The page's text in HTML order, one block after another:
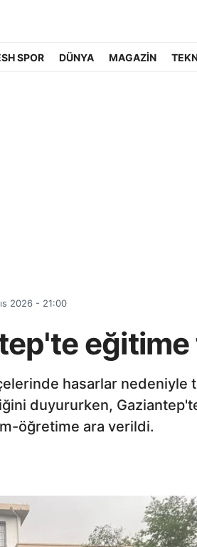
SPOR DÜNYA MAGAZİN
2026 - 21:00
eğitime
hasarlar nedeniyle
duyururken,
öğretime ara verildi.